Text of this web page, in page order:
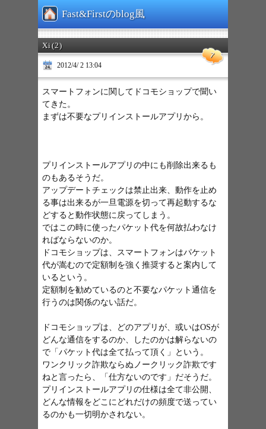
Fast&Firstのblog風
Xi(2)
2012/4/ 2 13:04
7
スマートフォンに関してドコモショップで聞い
てきた。
まずは不要なプリインストールアプリから。
プリインストールアプリの中にも削除出来るも
のもあるそうだ。
アップデートチェックは禁止出来、動作を止め
る事は出来るが一旦電源を切って再起動するな
どすると動作状態に戻ってしまう。
ではこの時に使ったパケット代を何故払わなけ
ればならないのか。
ドコモショップは、スマートフォンはパケット
代が嵩むので定額制を強く推奨すると案内して
いるという。
定額制を勧めているのと不要なパケット通信を
行うのは関係のない話だ。
ドコモショップは、どのアプリが、或いはOSが
どんな通信をするのか、したのかは解らないの
で「パケット代は全て払って頂く」という。
ワンクリック詐欺ならぬノークリック詐欺です
ねと言ったら、「仕方ないのです」だそうだ。
プリインストールアプリの仕様は全て非公開、
どんな情報をどこにどれだけの頻度で送ってい
るのかも一切明かされない。